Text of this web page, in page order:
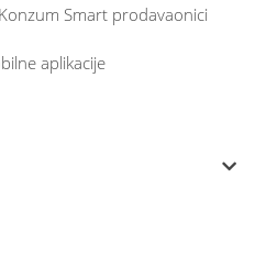
Smart prodavaonici
aplikacije